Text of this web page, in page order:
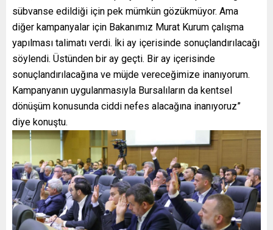
sübvanse edildiği için pek mümkün gözükmüyor. Ama
diğer kampanyalar için Bakanımız Murat Kurum çalışma
yapılması talimatı verdi. İki ay içerisinde sonuçlandırılacağı
söylendi. Üstünden bir ay geçti. Bir ay içerisinde
sonuçlandırılacağına ve müjde vereceğimize inanıyorum.
Kampanyanın uygulanmasıyla Bursalıların da kentsel
dönüşüm konusunda ciddi nefes alacağına inanıyoruz”
diye konuştu.